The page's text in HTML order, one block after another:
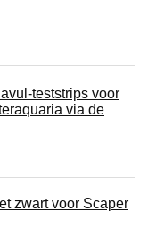
teststrips voor
via de
zwart voor Scaper